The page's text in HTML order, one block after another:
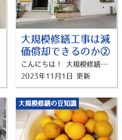
大規模修繕工事は減
価償却できるのか②
こんにちは！ 大規模修繕工事専門店「修繕プランナー横浜」の吉田です。 私は、涼しくなるとサウナによく行ってます。 おすすめは、金沢八景にある亀遊舘です！ 週4回ほどしか営業してないので行ける日が限られちゃうのですが、温度、雰囲気、外気浴とてもよくてお気に入りです♪ ぜひ行ってみてください！！ はじめに 今日は、大規模修繕工事でかかった費用は減価償却できるのか？ ということについてお話しします！ 先に結論をお話しすると、 大規模修繕工事でかかった費用は減価償却できます！ マンションの大規模修繕工事でかかる高額な費用は、 「資本的支出」と「修繕費」に分けられます。 資本的支出となる場合は、減価償却として処理することが可能です。 大規模修繕費は減価償却できる 大規模修繕工事の会計の計上方法 マンションなどの大規模修繕工事を行うとき、2種類の計上方法があります。 ・「資本的支出」 ・「修繕費」 「資本的支出」 固定資産の価値や耐久性を高める支出のことです。 会計上は固定資産として考え、資産として減価償却期間に毎年計上します。 →減価償却◎ 「修繕費」 通常の維持管理、もしくは壊れた部分を元の状態に戻すことを目的とした工事に支出した費用です。 原状回復を目的とした工事の場合が該当します。 修繕費になる場合は全額をその年の経費に計上します。 →減価償却
2023年11月1日 更新
大規模修繕の豆知識